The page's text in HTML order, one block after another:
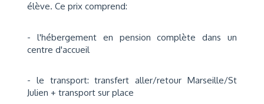
élève. Ce prix comprend:
- l'hébergement en pension complète dans un
centre d'accueil
- le transport: transfert aller/retour Marseille/St
Julien + transport sur place